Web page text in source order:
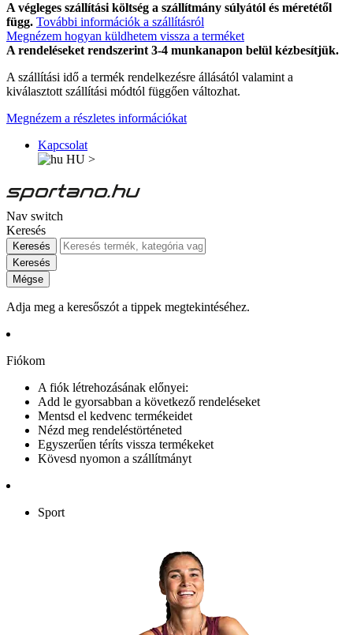
A végleges szállítási költség a szállítmány súlyától és méretétől
függ. További információk a szállításról
Megnézem hogyan küldhetem vissza a terméket
A rendeléseket rendszerint 3-4 munkanapon belül kézbesítjük.
A szállítási idő a termék rendelkezésre állásától valamint a
kiválasztott szállítási módtól függően változhat.
Megnézem a részletes információkat
Kapcsolat
HU >
Nav switch
Keresés
Keresés
Keresés
Mégse
Adja meg a keresőszót a tippek megtekintéséhez.
Fiókom
A fiók létrehozásának előnyei:
Add le gyorsabban a következő rendeléseket
Mentsd el kedvenc termékeidet
Nézd meg rendeléstörténeted
Egyszerűen téríts vissza termékeket
Kövesd nyomon a szállítmányt
Sport